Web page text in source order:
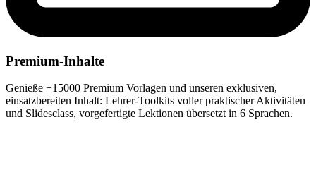
Premium-Inhalte
Genieße +15000 Premium Vorlagen und unseren exklusiven,
einsatzbereiten Inhalt: Lehrer-Toolkits voller praktischer Aktivitäten
und Slidesclass, vorgefertigte Lektionen übersetzt in 6 Sprachen.